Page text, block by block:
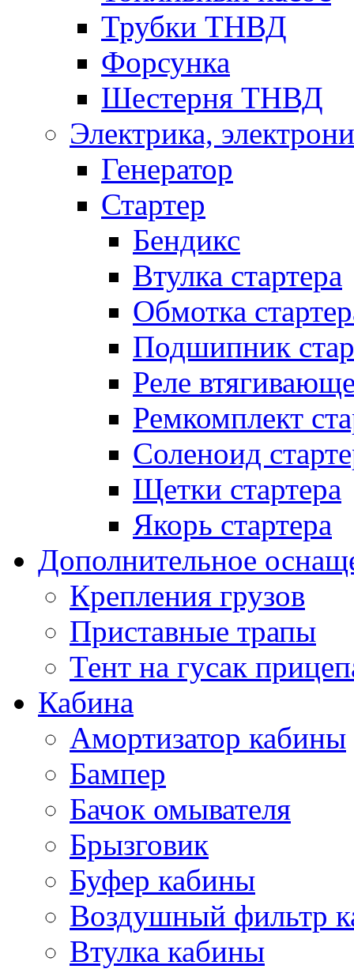
Трубки ТНВД
Форсунка
Шестерня ТНВД
Электрика,
Генератор
Стартер
Бендикс
Втулка стартера
Обмотка
Подшипник
Реле
Ремкомплект
Соленоид
Щетки стартера
Якорь стартера
Дополнительное
Крепления грузов
Приставные трапы
Тент на гусак
Кабина
Амортизатор кабины
Бампер
Бачок омывателя
Брызговик
Буфер кабины
Воздушный фильтр
Втулка кабины